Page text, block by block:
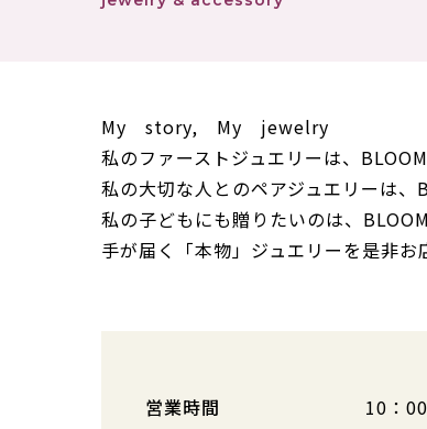
My story, My jewelry
私のファーストジュエリーは、BLOOM
私の大切な人とのペアジュエリーは、
私の子どもにも贈りたいのは、BLOOM
手が届く「本物」ジュエリーを是非お
営業時間 10：